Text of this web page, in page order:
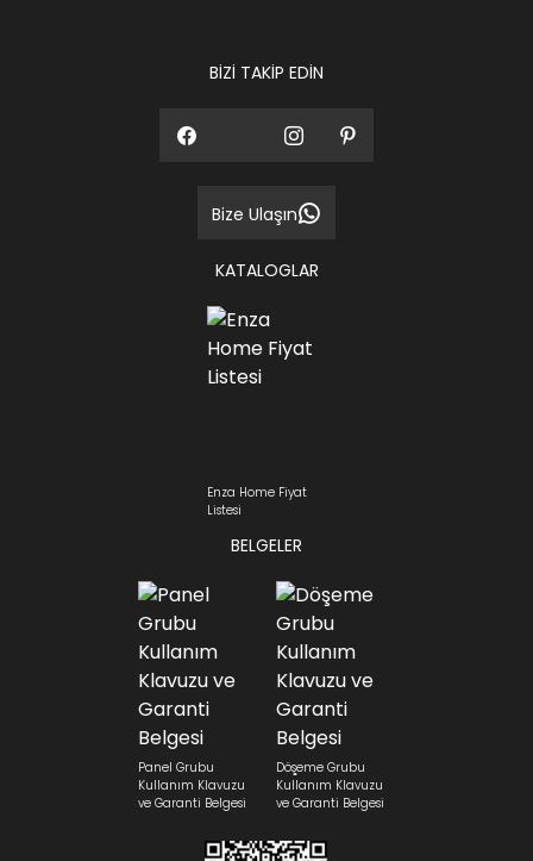
BİZİ TAKİP EDİN
Bize Ulaşın
KATALOGLAR
Enza Home Fiyat
Listesi
BELGELER
Panel Grubu
Kullanım Klavuzu
ve Garanti Belgesi
Döşeme Grubu
Kullanım Klavuzu
ve Garanti Belgesi